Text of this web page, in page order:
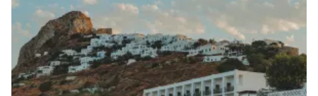
Folytassa e-mailben